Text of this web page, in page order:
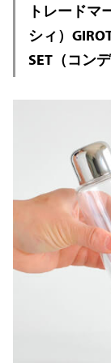
トレードマ
シィ）
SET（コン